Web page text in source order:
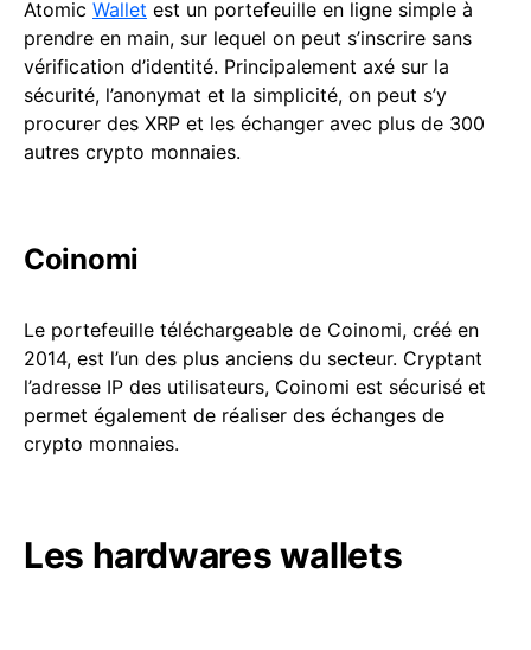
Atomic Wallet est un portefeuille en ligne simple à
prendre en main, sur lequel on peut s’inscrire sans
vérification d’identité. Principalement axé sur la
sécurité, l’anonymat et la simplicité, on peut s’y
procurer des XRP et les échanger avec plus de 300
autres crypto monnaies.
Coinomi
Le portefeuille téléchargeable de Coinomi, créé en
2014, est l’un des plus anciens du secteur. Cryptant
l’adresse IP des utilisateurs, Coinomi est sécurisé et
permet également de réaliser des échanges de
crypto monnaies.
Les hardwares wallets